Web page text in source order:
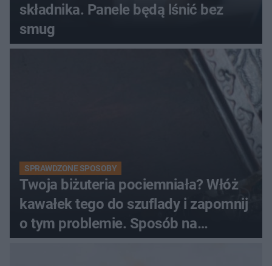
składnika. Panele będą lśnić bez
smug
SPRAWDZONE SPOSOBY
Twoja biżuteria pociemniała? Włóż
kawałek tego do szuflady i zapomnij
o tym problemie. Sposób na
pociemniałą biżuterię